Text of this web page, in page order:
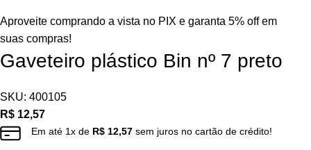
Aproveite comprando a vista no PIX e garanta 5% off em
suas compras!
Gaveteiro plástico Bin nº 7 preto
SKU:400105
R$ 12,57
Em até 1x de R$ 12,57 sem juros no cartão de crédito!